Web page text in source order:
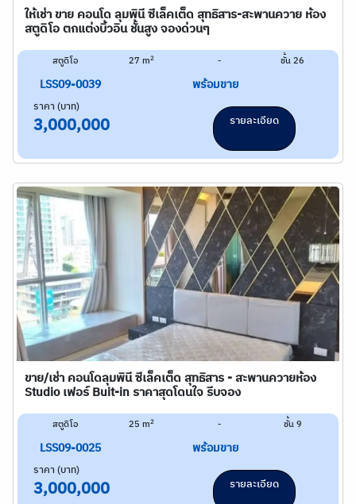
ให้เช่า ขาย คอนโด ลุมพินี ซีเล็คเต็ด สุทธิสาร-สะพานควาย ห้อง
สตูดิโอ ตกแต่งบิ้วอิน ชั้นสูง จองด่วนๆ
สตูดิโอ 27 m2 - ชั้น 26
LSS09-0039 พร้อมขาย
ราคา (บาท)
3,000,000 รายละเอียด
ขาย/เช่า คอนโดลุมพินี ซีเล็คเต็ด สุทธิสาร - สะพานควายห้อง
Studio เฟอร์ Buit-in ราคาสุดโดนใจ รีบจอง
สตูดิโอ 25 m2 - ชั้น 9
LSS09-0025 พร้อมขาย
ราคา (บาท)
3,000,000 รายละเอียด